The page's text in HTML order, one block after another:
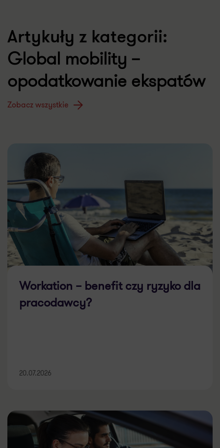
Artykuły z kategorii:
Global mobility –
opodatkowanie ekspatów
Zobacz wszystkie
Workation – benefit czy ryzyko dla
pracodawcy?
20.07.2026